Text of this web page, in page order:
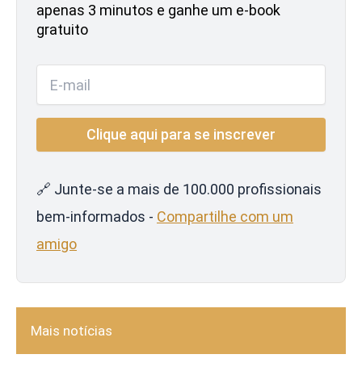
apenas 3 minutos e ganhe um e-book
gratuito
🔗 Junte-se a mais de 100.000 profissionais
bem-informados - Compartilhe com um
amigo
Mais notícias